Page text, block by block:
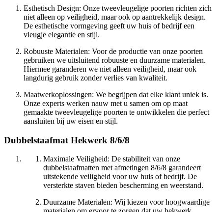
Esthetisch Design: Onze tweevleugelige poorten richten zich
niet alleen op veiligheid, maar ook op aantrekkelijk design.
De esthetische vormgeving geeft uw huis of bedrijf een
vleugje elegantie en stijl.
Robuuste Materialen: Voor de productie van onze poorten
gebruiken we uitsluitend robuuste en duurzame materialen.
Hiermee garanderen we niet alleen veiligheid, maar ook
langdurig gebruik zonder verlies van kwaliteit.
Maatwerkoplossingen: We begrijpen dat elke klant uniek is.
Onze experts werken nauw met u samen om op maat
gemaakte tweevleugelige poorten te ontwikkelen die perfect
aansluiten bij uw eisen en stijl.
Dubbelstaafmat Hekwerk 8/6/8
Maximale Veiligheid: De stabiliteit van onze
dubbelstaafmatten met afmetingen 8/6/8 garandeert
uitstekende veiligheid voor uw huis of bedrijf. De
versterkte staven bieden bescherming en weerstand.
Duurzame Materialen: Wij kiezen voor hoogwaardige